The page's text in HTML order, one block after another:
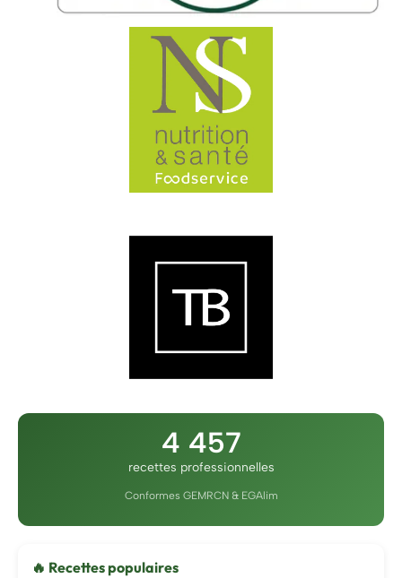
4 457
recettes professionnelles
Conformes GEMRCN & EGAlim
🔥 Recettes populaires